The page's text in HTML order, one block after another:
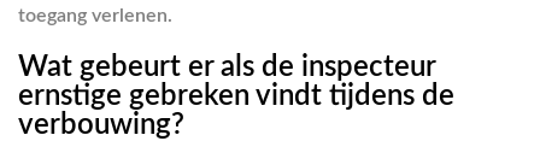
toegang verlenen.
Wat gebeurt er als de inspecteur
ernstige gebreken vindt tijdens de
verbouwing?